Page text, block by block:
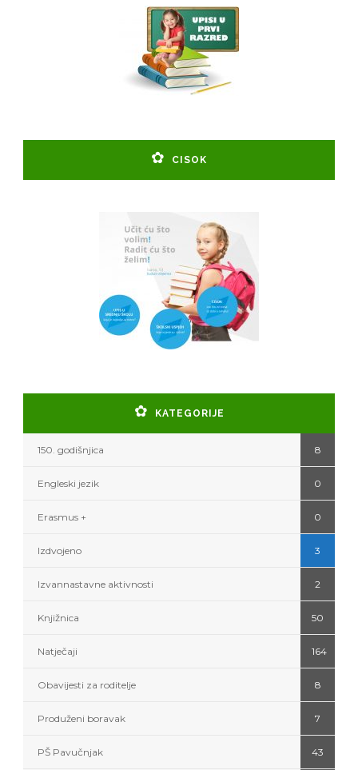
CISOK
KATEGORIJE
150. godišnjica 8
Engleski jezik 0
Erasmus + 0
Izdvojeno 3
Izvannastavne aktivnosti 2
Knjižnica 50
Natječaji 164
Obavijesti za roditelje 8
Produženi boravak 7
PŠ Pavučnjak 43